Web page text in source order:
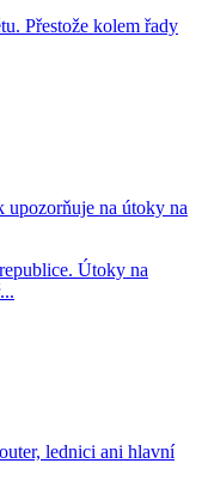
Přestože kolem řady
upozorňuje na útoky na
Útoky na
lednici ani hlavní